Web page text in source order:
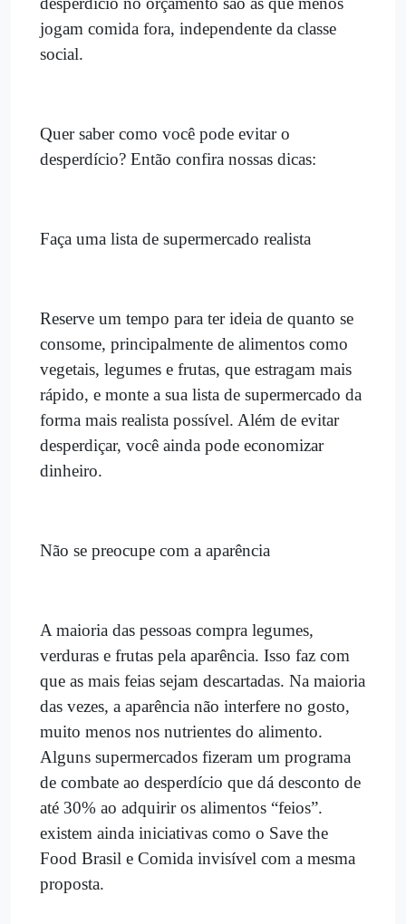
jogam comida fora, independente da classe
social.
Quer saber como você pode evitar o
desperdício? Então confira nossas dicas:
Faça uma lista de supermercado realista
Reserve um tempo para ter ideia de quanto se
consome, principalmente de alimentos como
vegetais, legumes e frutas, que estragam mais
rápido, e monte a sua lista de supermercado da
forma mais realista possível. Além de evitar
desperdiçar, você ainda pode economizar
dinheiro.
Não se preocupe com a aparência
A maioria das pessoas compra legumes,
verduras e frutas pela aparência. Isso faz com
que as mais feias sejam descartadas. Na maioria
das vezes, a aparência não interfere no gosto,
muito menos nos nutrientes do alimento.
Alguns supermercados fizeram um programa
de combate ao desperdício que dá desconto de
até 30% ao adquirir os alimentos “feios”.
existem ainda iniciativas como o Save the
Food Brasil e Comida invisível com a mesma
proposta.